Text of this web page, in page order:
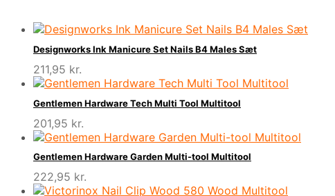
Designworks Ink Manicure Set Nails B4 Males Sæt
211,95 kr.
Gentlemen Hardware Tech Multi Tool Multitool
201,95 kr.
Gentlemen Hardware Garden Multi-tool Multitool
222,95 kr.